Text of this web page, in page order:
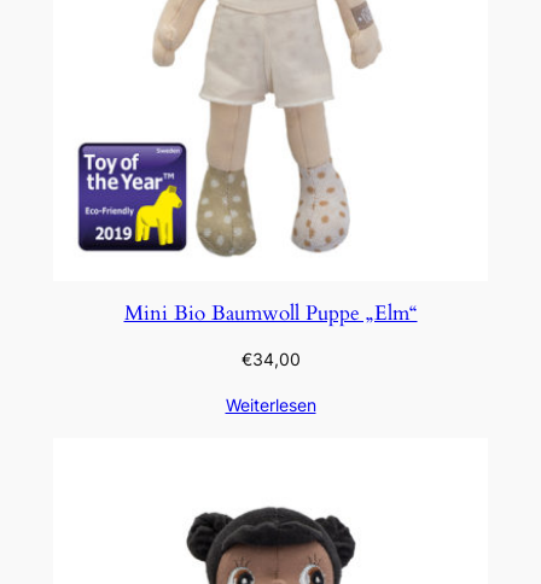
Mini Bio Baumwoll Puppe „Elm“
€34,00
Weiterlesen